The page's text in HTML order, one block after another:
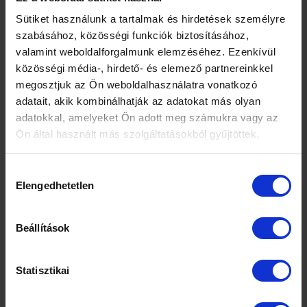
Sütiket használunk a tartalmak és hirdetések személyre
szabásához, közösségi funkciók biztosításához,
valamint weboldalforgalmunk elemzéséhez. Ezenkívül
közösségi média-, hirdető- és elemező partnereinkkel
megosztjuk az Ön weboldalhasználatra vonatkozó
adatait, akik kombinálhatják az adatokat más olyan
adatokkal, amelyeket Ön adott meg számukra vagy az
Ön által használt más szolgáltatásokból gyűjtöttek.
kiválasztása
Elengedhetetlen
Beállítások
Statisztikai
meg -az immunrendszer egyensúlyának
megbomlásával a betegség kiújul.
A kiújulást hajlamosító tényezők még például a
menstruáció, egy nagyobb fizikai megterhelés, az
immunrendszer gyengülése, antibiotikumos kúra
alkalmazása, vagy akár a stressz is.
A herpesz vírussal való fertőződés ellen a
gumióvszer jelentős védelmet nyújt! A már kialakult
fertőzés esetében nagyon fontos a kezelés mielőbbi
készítményekkel-gyógyszerekkel, kenőcsökkel,
Szerző: Putz Viktória, szülésznő